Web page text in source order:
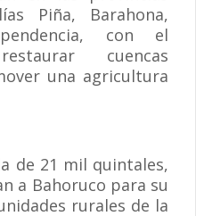
Piña, Barahona,
con el
cuencas
una agricultura
de 21 mil quintales,
a Bahoruco para su
rurales de la